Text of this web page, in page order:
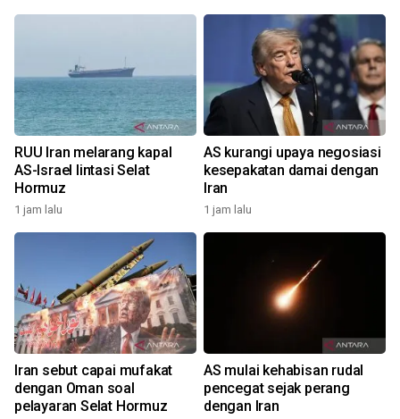
RUU Iran melarang kapal
AS-Israel lintasi Selat
Hormuz
1 jam lalu
AS kurangi upaya negosiasi
kesepakatan damai dengan
Iran
1 jam lalu
Iran sebut capai mufakat
dengan Oman soal
pelayaran Selat Hormuz
AS mulai kehabisan rudal
pencegat sejak perang
dengan Iran